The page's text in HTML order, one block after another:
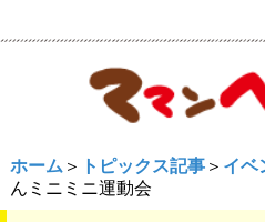
ホーム ＞ トピックス記事＞ イベ
んミニミニ運動会